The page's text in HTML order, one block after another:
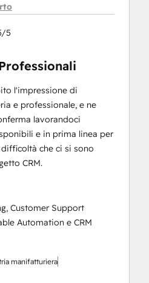
5
l'impressione di
e professionale, e ne
lavorandoci
e in prima linea per
che ci si sono
CRM.
Customer Support
Automation e CRM
manifatturiera